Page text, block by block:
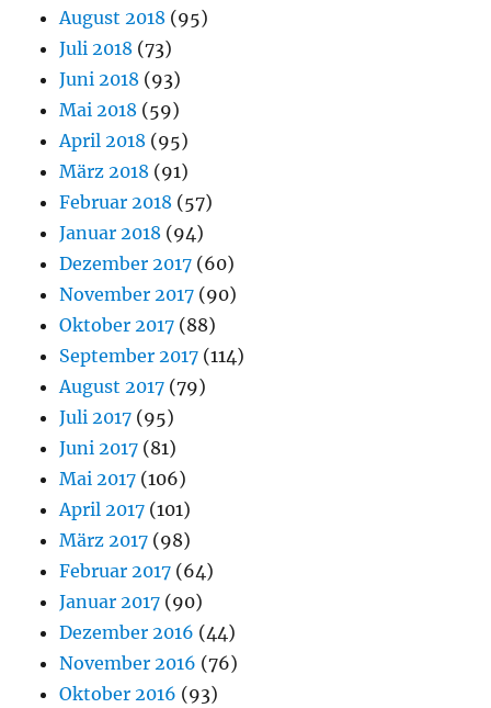
August 2018 (95)
Juli 2018 (73)
Juni 2018 (93)
Mai 2018 (59)
April 2018 (95)
März 2018 (91)
Februar 2018 (57)
Januar 2018 (94)
Dezember 2017 (60)
November 2017 (90)
Oktober 2017 (88)
September 2017 (114)
August 2017 (79)
Juli 2017 (95)
Juni 2017 (81)
Mai 2017 (106)
April 2017 (101)
März 2017 (98)
Februar 2017 (64)
Januar 2017 (90)
Dezember 2016 (44)
November 2016 (76)
Oktober 2016 (93)